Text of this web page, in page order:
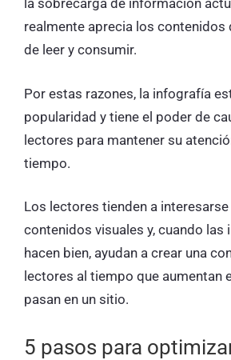
la sobrecarga de información
realmente aprecia los contenidos
de leer y consumir.
Por estas razones, la infografía
popularidad y tiene el poder de
lectores para mantener su
tiempo.
Los lectores tienden a
contenidos visuales y, cuando las
hacen bien, ayudan a crear una
lectores al tiempo que aumentan
pasan en un sitio.
5 pasos para